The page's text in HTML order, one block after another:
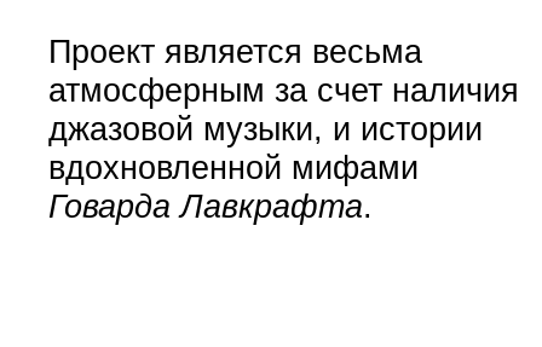
Проект является весьма
атмосферным за счет наличия
джазовой музыки, и истории
вдохновленной мифами
Говарда Лавкрафта.